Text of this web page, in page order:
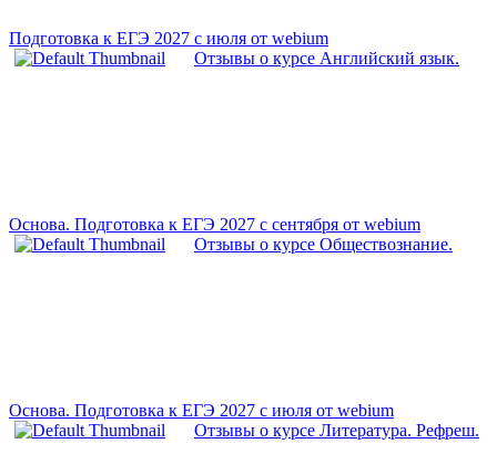
Подготовка к ЕГЭ 2027 с июля от webium
Отзывы о курсе Английский язык.
Основа. Подготовка к ЕГЭ 2027 с сентября от webium
Отзывы о курсе Обществознание.
Основа. Подготовка к ЕГЭ 2027 с июля от webium
Отзывы о курсе Литература. Рефреш.